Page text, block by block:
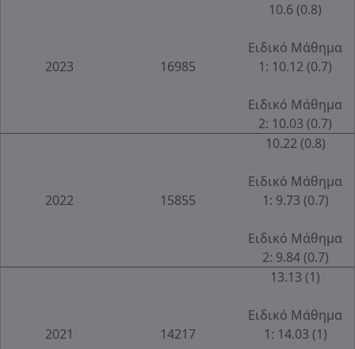
2023 16985
10.6 (0.8)
Ειδικό Μάθημα
1: 10.12 (0.7)
Ειδικό Μάθημα
2: 10.03 (0.7)
2022 15855
10.22 (0.8)
Ειδικό Μάθημα
1: 9.73 (0.7)
Ειδικό Μάθημα
2: 9.84 (0.7)
2021 14217
13.13 (1)
Ειδικό Μάθημα
1: 14.03 (1)